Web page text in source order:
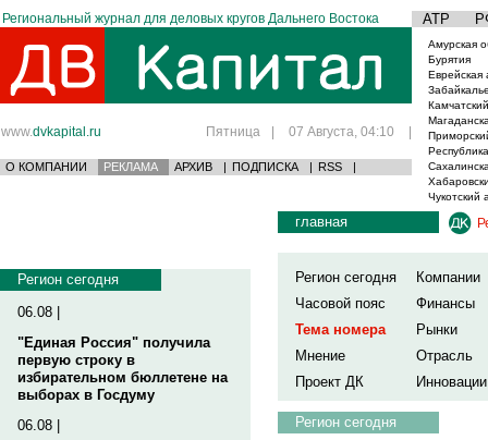
Региональный журнал для деловых кругов Дальнего Востока АТР
www.dvkapital.ru Пятница | 07 Августа, 04:10 |
О КОМПАНИИ РЕКЛАМА АРХИВ | ПОДПИСКА | RSS |
Амурская
Бурятия
Еврейская
Чукотский
Регион сегодня
06.08 |
"Единая Россия" получила
первую строку в
избирательном бюллетене на
выборах в Госдуму
06.08 |
главная
Регион сегодня
Компании
Часовой пояс
Финансы
Тема номера
Рынки
Мнение
Отрасль
Проект ДК
Инновации
Регион сегодня